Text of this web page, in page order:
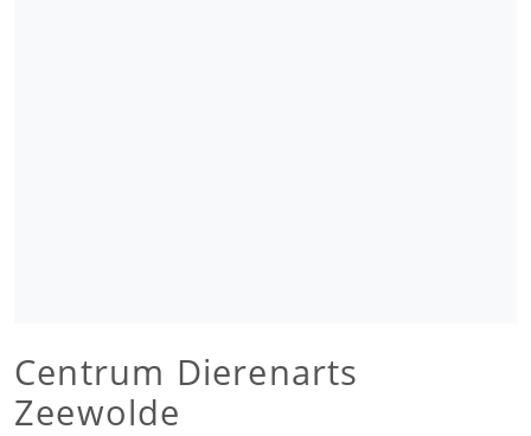
Centrum Dierenarts
Zeewolde